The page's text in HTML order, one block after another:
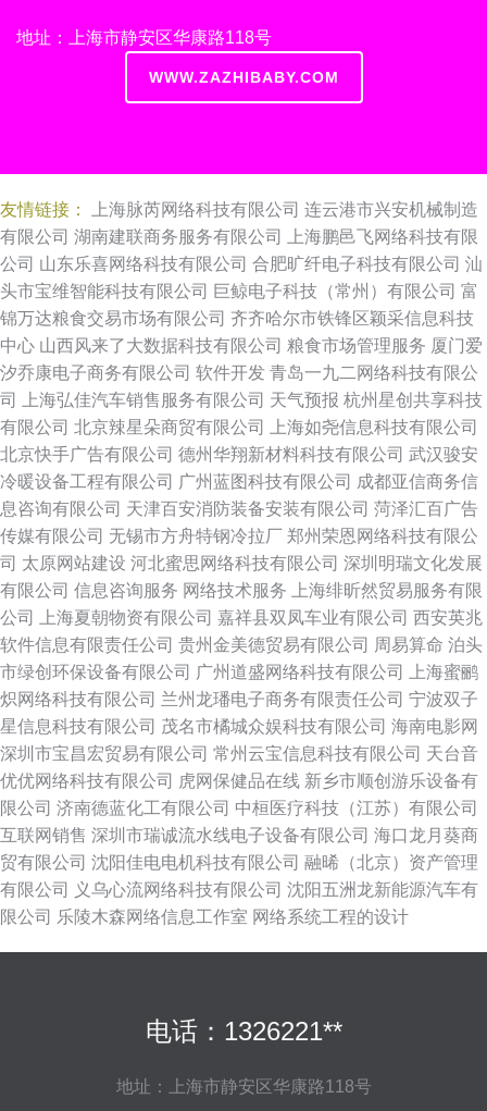
地址：上海市静安区华康路118号
WWW.ZAZHIBABY.COM
友情链接： 上海脉芮网络科技有限公司 连云港市兴安机械制造
有限公司 湖南建联商务服务有限公司
上海鹏邑飞网络科技有限
公司 山东乐喜网络科技有限公司 合肥旷纤电子科技有限公司 汕
头市宝维智能科技有限公司 巨鲸电子科技（常州）有限公司 富
锦万达粮食交易市场有限公司 齐齐哈尔市铁锋区颖采信息科技
中心 山西风来了大数据科技有限公司 粮食市场管理服务 厦门爱
汐乔康电子商务有限公司 软件开发 青岛一九二网络科技有限公
司
上海弘佳汽车销售服务有限公司 天气预报 杭州星创共享科技
有限公司 北京辣星朵商贸有限公司
上海如尧信息科技有限公司
北京快手广告有限公司 德州华翔新材料科技有限公司 武汉骏安
冷暖设备工程有限公司 广州蓝图科技有限公司 成都亚信商务信
息咨询有限公司 天津百安消防装备安装有限公司 菏泽汇百广告
传媒有限公司 无锡市方舟特钢冷拉厂 郑州荣恩网络科技有限公
司 太原网站建设 河北蜜思网络科技有限公司 深圳明瑞文化发展
有限公司 信息咨询服务 网络技术服务
上海绯昕然贸易服务有限
公司
上海夏朝物资有限公司 嘉祥县双凤车业有限公司 西安英兆
软件信息有限责任公司 贵州金美德贸易有限公司 周易算命 泊头
市绿创环保设备有限公司 广州道盛网络科技有限公司
上海蜜鹂
炽网络科技有限公司 兰州龙璠电子商务有限责任公司 宁波双子
星信息科技有限公司 茂名市橘城众娱科技有限公司 海南电影网
深圳市宝昌宏贸易有限公司 常州云宝信息科技有限公司 天台音
优优网络科技有限公司 虎网保健品在线 新乡市顺创游乐设备有
限公司 济南德蓝化工有限公司 中桓医疗科技（江苏）有限公司
互联网销售 深圳市瑞诚流水线电子设备有限公司 海口龙月葵商
贸有限公司 沈阳佳电电机科技有限公司 融晞（北京）资产管理
有限公司
义乌心流网络科技有限公司 沈阳五洲龙新能源汽车有
限公司 乐陵木森网络信息工作室 网络系统工程的设计
电话：1326221**
地址：上海市静安区华康路118号